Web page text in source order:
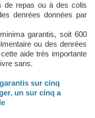
de repas ou à des colis
denrées données par
garantis, soit 600
ou des denrées
aide très importante
sans.
sur cinq
un sur cinq a